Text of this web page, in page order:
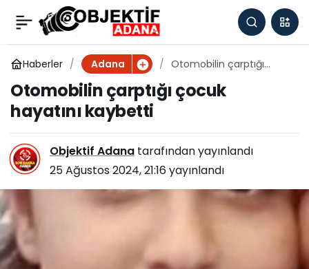
Haberler Adana
Otomobilin çarptığı
Otomobilin çarptığı çocuk
hayatını kaybetti
Objektif Adana tarafından yayınlandı
25 Ağustos 2024, 21:16yayınlandı
Adana'da devrilen hafif
ticari aracın sürücüsü
yaralandı
0 Paylaş